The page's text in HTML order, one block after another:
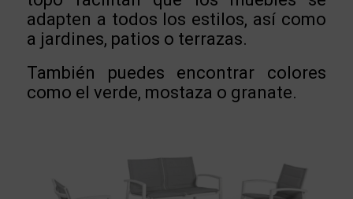
adapten a todos los estilos, así como
a jardines, patios o terrazas.
También puedes encontrar colores
como el verde, mostaza o granate.